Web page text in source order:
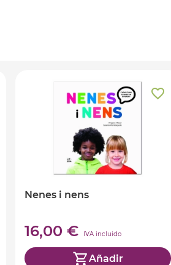
Nenes i nens
16,00 € IVA incluido
Añadir